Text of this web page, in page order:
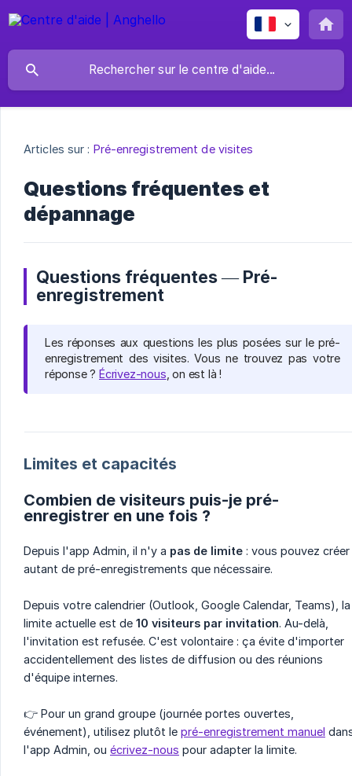
Articles sur : Pré-enregistrement de visites
Questions fréquentes et
dépannage
Questions fréquentes — Pré-
enregistrement
Les réponses aux questions les plus posées sur le pré-
enregistrement des visites. Vous ne trouvez pas votre
réponse ? Écrivez-nous , on est là !
Limites et capacités
Combien de visiteurs puis-je pré-
enregistrer en une fois ?
Depuis l'app Admin, il n'y a pas de limite : vous pouvez créer
autant de pré-enregistrements que nécessaire.
Depuis votre calendrier (Outlook, Google Calendar, Teams), la
limite actuelle est de 10 visiteurs par invitation. Au-delà,
l'invitation est refusée. C'est volontaire : ça évite d'importer
accidentellement des listes de diffusion ou des réunions
d'équipe internes.
👉 Pour un grand groupe (journée portes ouvertes,
événement), utilisez plutôt le pré-enregistrement manuel
l'app Admin, ou écrivez-nous pour adapter la limite.